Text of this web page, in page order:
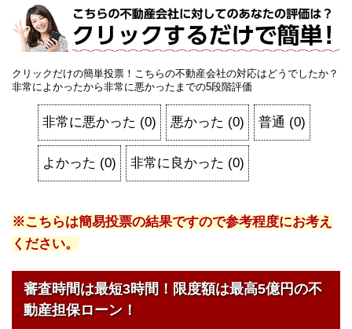
クリックだけの簡単投票！こちらの不動産会社の対応はどうでしたか？
非常によかったから非常に悪かったまでの5段階評価
非常に悪かった (0) 悪かった (0) 普通 (0)
よかった (0) 非常に良かった (0)
※こちらは簡易投票の結果ですので参考程度にお考え
ください。
審査時間は最短3時間！限度額は最高5億円の不
動産担保ローン！